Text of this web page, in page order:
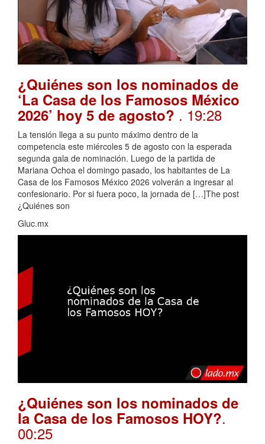
¿Quiénes son los nominados de
‘La Casa de los Famosos México
2026’ hoy 5 de agosto? . 19:28
La tensión llega a su punto máximo dentro de la
competencia este miércoles 5 de agosto con la esperada
segunda gala de nominación. Luego de la partida de
Mariana Ochoa el domingo pasado, los habitantes de La
Casa de los Famosos México 2026 volverán a ingresar al
confesionario. Por si fuera poco, la jornada de […]The post
¿Quiénes son
Gluc.mx
¿Quiénes son los nominados de
la Casa de los Famosos HOY?.
00:25